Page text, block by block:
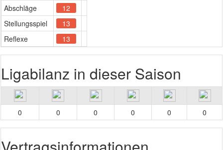
Abschläge
12
Stellungsspiel
13
Reflexe
13
Ligabilanz in dieser Saison
0 0 0 0 0 0